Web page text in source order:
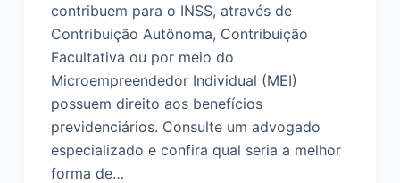
contribuem para o INSS, através de
Contribuição Autônoma, Contribuição
Facultativa ou por meio do
Microempreendedor Individual (MEI)
possuem direito aos benefícios
previdenciários. Consulte um advogado
especializado e confira qual seria a melhor
forma de…